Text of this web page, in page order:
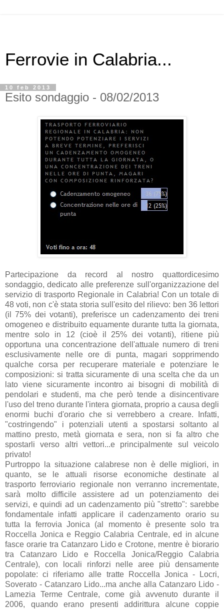
Ferrovie in Calabria...
10 feb 2013
Esito sondaggio - 08/02/2013
Partecipazione da record al nostro quattordicesimo
sondaggio, dedicato alle preferenze sull'organizzazione del
servizio di trasporto Regionale in Calabria! Con un totale di
48 voti, non c'è stata storia sull'esito del rilievo: ben 36 lettori
(il 75% dei votanti), preferisce un cadenzamento dei treni
omogeneo e distribuito equamente durante tutta la giornata,
mentre solo in 12 (cioè il 25% dei votanti), ritiene più
opportuna una concentrazione dell'attuale numero di treni
esclusivamente nelle ore di punta, magari sopprimendo
qualche corsa per recuperare materiale e potenziare le
composizioni: si tratta sicuramente di una scelta che da un
lato viene sicuramente incontro ai bisogni di mobilità di
pendolari e studenti, ma che però tende a disincentivare
l'uso del treno durante l'intera giornata, proprio a causa degli
enormi buchi d'orario che si verrebbero a creare. Infatti,
"costringendo" i potenziali utenti a spostarsi soltanto al
mattino presto, metà giornata e sera, non si fa altro che
spostarli verso altri vettori...e principalmente sul veicolo
privato!
Purtroppo la situazione calabrese non è delle migliori, in
quanto, se le attuali risorse economiche destinate al
trasporto ferroviario regionale non verranno incrementate,
sarà molto difficile assistere ad un potenziamento dei
servizi, e quindi ad un cadenzamento più "stretto": sarebbe
fondamentale infatti applicare il cadenzamento orario su
tutta la ferrovia Jonica (al momento è presente solo tra
Roccella Jonica e Reggio Calabria Centrale, ed in alcune
fasce orarie tra Catanzaro Lido e Crotone, mentre è biorario
tra Catanzaro Lido e Roccella Jonica/Reggio Calabria
Centrale), con locali rinforzi nelle aree più densamente
popolate: ci riferiamo alle tratte Roccella Jonica - Locri,
Soverato - Catanzaro Lido...ma anche alla Catanzaro Lido -
Lamezia Terme Centrale, come già avvenuto durante il
2006, quando erano presenti addirittura alcune coppie